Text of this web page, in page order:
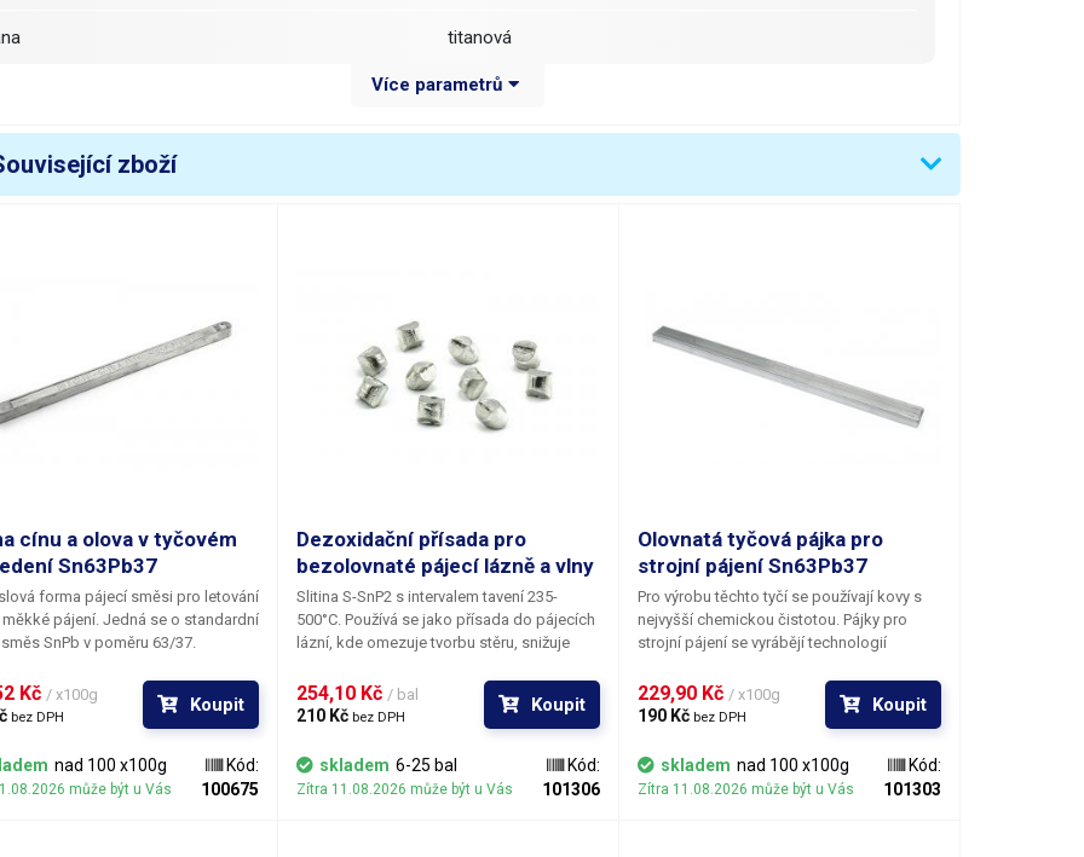
titanová
průměr 100 mm
olovnatá Sn63Pb37 2300 g
Ovládání teploty digitální (tlačítky)
teploty digitální (displej)
(šířka - výška - hloubka) [mm] 165-115-300
230V/50Hz
balení [kg]: 2.7 kg
Více parametrů
zboží
cínu a olova v tyčovém
Sn63Pb37
forma pájecí směsi pro letování
pájení. Jedná se o standardní
SnPb v poměru 63/37.
pájka; jedná se eutetickou
a cínu stejnou jako ostatní
cíny v naší nabídce, akorát
neobsahuje tavidlo. Ideální
tam, kde je potřeba větší
cínu – například pro naplnění
Kč / x100g
bez DPH
Koupit
nad 100 x100g
může být u Vás
Kód:
100675
Dezoxidační přísada pro
bezolovnaté pájecí lázně a vlny
Slitina S-SnP2 s intervalem tavení 235-
500°C. Používá se jako přísada do pájecích
lázní, kde omezuje tvorbu stěru, snižuje
s přídavkem fosforuvýrazně redukuje vznik
strusky v pájecích vlnách cínovacích
lázních. Tvorba oxidů je s dezoxidační
přísadou omezena zhruba na polovinu, což
znamená poloviční odpad pájecí slitiny při
stírání zoxidované vrstvy z povrchu a
254,10 Kč / bal
210 Kč bez DPH
Koupit
skladem 6-25 bal
Zítra 11.08.2026 může být u Vás
Kód:
101306
Olovnatá tyčová pájka pro
strojní pájení Sn63Pb37
Pro výrobu těchto tyčí se používají kovy s
nejvyšší chemickou čistotou. Pájky pro
strojní pájení se vyrábějí technologií
zpracovávaných výrobků. Tento postup
zaručuje, že vyráběné tyče mají velmi
dobrou smáčivost, rychlost pájení a snižuje
se spotřeba pájky. Klasická olovnatá
eutektická slitina olova a cínu představuje
léty prověřenou pájku s obecně nejlepšími
229,90 Kč / x100g
190 Kč bez DPH
Koupit
skladem nad 100 x100g
Zítra 11.08.2026 může být u Vás
Kód:
101303